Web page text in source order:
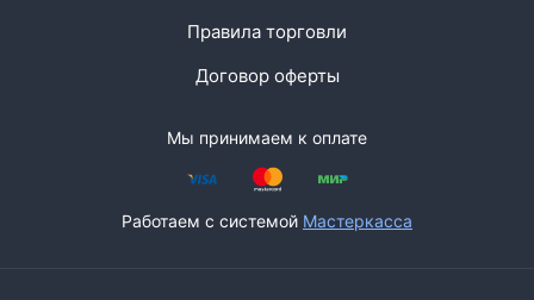
Правила торговли
Договор оферты
Мы принимаем к оплате
Работаем с системой Мастеркасса